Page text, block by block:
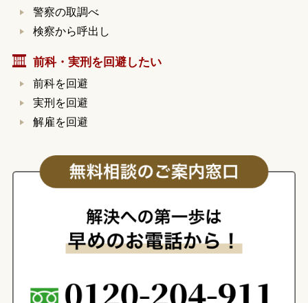
警察の取調べ
検察から呼出し
前科・実刑を回避したい
前科を回避
実刑を回避
解雇を回避